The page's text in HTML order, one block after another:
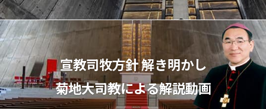
宣教司牧⽅針 解き明かし
菊地⼤司教による解説動画